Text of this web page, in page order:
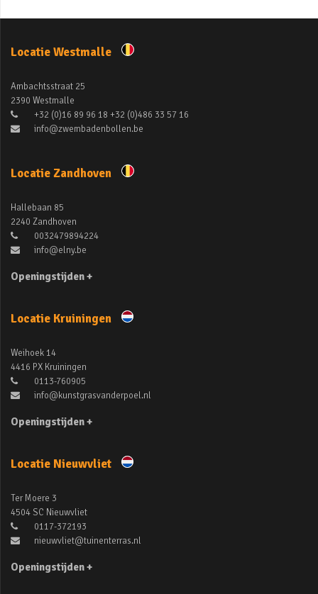
Locatie Westmalle
Ambachtsstraat 25
2390 Westmalle
+32 (0)16 89 96 18 +32 (0)486 33 57 16
info@zwembadenbollen.be
Locatie Zandhoven
Hallebaan 85
2240 Zandhoven
0032479894224
info@elny.be
Openingstijden +
Locatie Kruiningen
Weihoek 14
4416 PX Kruiningen
0113-760905
info@kunstgrasvanderpoel.nl
Openingstijden +
Locatie Nieuwvliet
Ter Moere 3
4504 SC Nieuwvliet
0117-372193
nieuwvliet@tuinenterras.nl
Openingstijden +